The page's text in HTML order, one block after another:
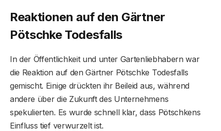
Reaktionen auf den Gärtner
Pötschke Todesfalls
In der Öffentlichkeit und unter Gartenliebhabern war
die Reaktion auf den Gärtner Pötschke Todesfalls
gemischt. Einige drückten ihr Beileid aus, während
andere über die Zukunft des Unternehmens
spekulierten. Es wurde schnell klar, dass Pötschkens
Einfluss tief verwurzelt ist.